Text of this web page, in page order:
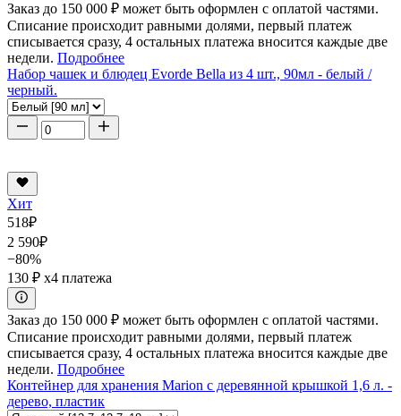
Заказ до 150 000 ₽ может быть оформлен с оплатой частями.
Списание происходит равными долями, первый платеж
списывается сразу, 4 остальных платежа вносится каждые две
недели. Подробнее
Набор чашек и блюдец Evorde Bella из 4 шт., 90мл - белый /
черный.
Хит
518₽
2 590₽
−80%
130 ₽ x4 платежа
Заказ до 150 000 ₽ может быть оформлен с оплатой частями.
Списание происходит равными долями, первый платеж
списывается сразу, 4 остальных платежа вносится каждые две
недели. Подробнее
Контейнер для хранения Marion с деревянной крышкой 1,6 л. -
дерево, пластик